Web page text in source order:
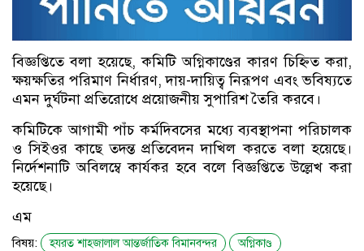
বিজ্ঞপ্তিতে বলা হয়েছে, কমিটি অগ্নিকাণ্ডের কারণ চিহ্নিত করা,
ক্ষয়ক্ষতির পরিমাণ নির্ধারণ, দায়-দায়িত্ব নিরূপণ এবং ভবিষ্যতে
এমন দুর্ঘটনা প্রতিরোধে প্রয়োজনীয় সুপারিশ তৈরি করবে।
কমিটিকে আগামী পাঁচ কর্মদিবসের মধ্যে ব্যবস্থাপনা পরিচালক
ও সিইওর কাছে তদন্ত প্রতিবেদন দাখিল করতে বলা হয়েছে।
নির্দেশনাটি অবিলম্বে কার্যকর হবে বলে বিজ্ঞপ্তিতে উল্লেখ করা
হয়েছে।
এম
বিষয়: হযরত শাহজালাল আন্তর্জাতিক বিমানবন্দর অগ্নিকাণ্ড